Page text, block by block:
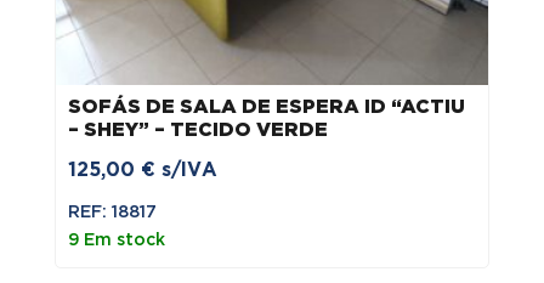
SOFÁS DE SALA DE ESPERA ID “ACTIU
– SHEY” – TECIDO VERDE
125,00 € s/IVA
REF: 18817
9 Em stock